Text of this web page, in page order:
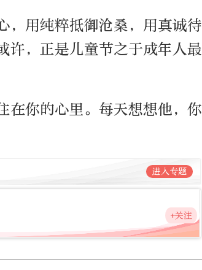
，用纯粹抵御沧桑，用真诚待
许，正是儿童节之于成年人最
在你的心里。每天想想他，你
进入专题
+关注